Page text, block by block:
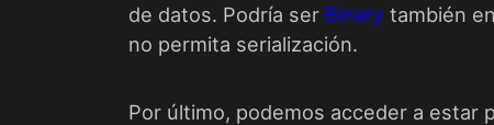
de datos. Podría ser Binary también
no permita serialización.
Por último, podemos acceder a estar